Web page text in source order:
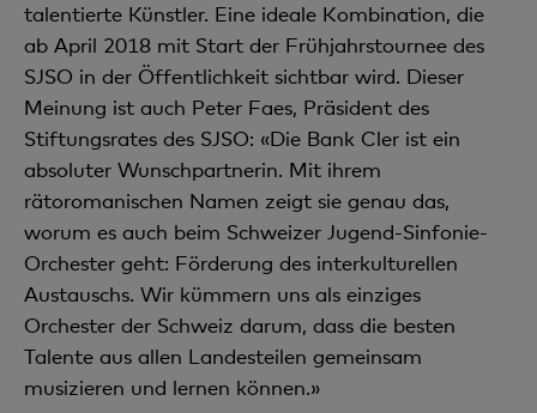
talentierte Künstler. Eine ideale Kombination, die
ab April 2018 mit Start der Frühjahrstournee des
SJSO in der Öffentlichkeit sichtbar wird. Dieser
Meinung ist auch Peter Faes, Präsident des
Stiftungsrates des SJSO: «Die Bank Cler ist ein
absoluter Wunschpartnerin. Mit ihrem
rätoromanischen Namen zeigt sie genau das,
worum es auch beim Schweizer Jugend-Sinfonie-
Orchester geht: Förderung des interkulturellen
Austauschs. Wir kümmern uns als einziges
Orchester der Schweiz darum, dass die besten
Talente aus allen Landesteilen gemeinsam
musizieren und lernen können.»